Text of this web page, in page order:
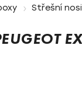
Střešní